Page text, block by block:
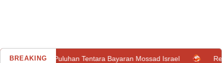
BREAKING
Puluhan Tentara Bayaran Mossad Israel Rekrutan